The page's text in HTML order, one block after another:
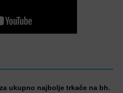
ukupno najbolje trkače na bh.